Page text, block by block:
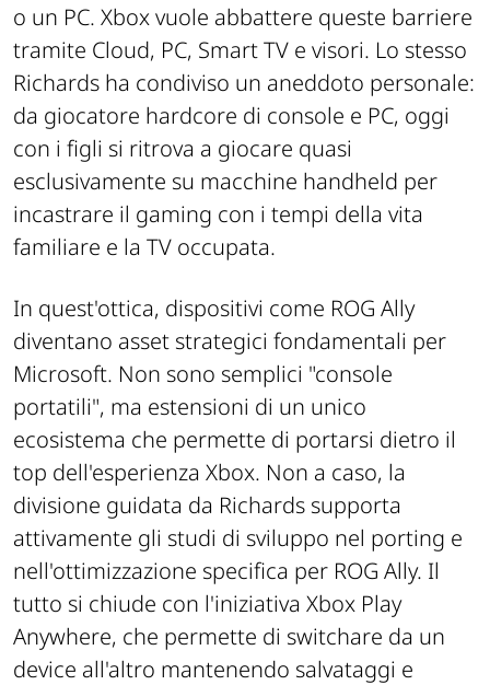
o un PC. Xbox vuole abbattere queste barriere
tramite Cloud, PC, Smart TV e visori. Lo stesso
Richards ha condiviso un aneddoto personale:
da giocatore hardcore di console e PC, oggi
con i figli si ritrova a giocare quasi
esclusivamente su macchine handheld per
incastrare il gaming con i tempi della vita
familiare e la TV occupata.
In quest'ottica, dispositivi come ROG Ally
diventano asset strategici fondamentali per
Microsoft. Non sono semplici "console
portatili", ma estensioni di un unico
ecosistema che permette di portarsi dietro il
top dell'esperienza Xbox. Non a caso, la
divisione guidata da Richards supporta
attivamente gli studi di sviluppo nel porting e
nell'ottimizzazione specifica per ROG Ally. Il
tutto si chiude con l'iniziativa Xbox Play
Anywhere, che permette di switchare da un
device all'altro mantenendo salvataggi e